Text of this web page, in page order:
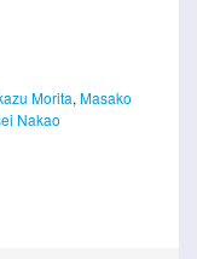
Morita, Masako
Nakao